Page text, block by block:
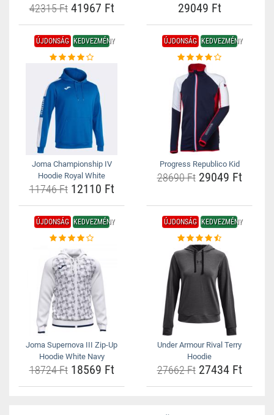
42315 Ft41967 Ft 29049 Ft
ÚJDONSÁG KEDVEZMÉNY
Joma Championship IV
Hoodie Royal White
11746 Ft12110 Ft
ÚJDONSÁG KEDVEZMÉNY
Progress Republico Kid
28690 Ft29049 Ft
ÚJDONSÁG KEDVEZMÉNY
Joma Supernova III Zip-Up
Hoodie White Navy
18724 Ft18569 Ft
ÚJDONSÁG KEDVEZMÉNY
Under Armour Rival Terry
Hoodie
27662 Ft27434 Ft